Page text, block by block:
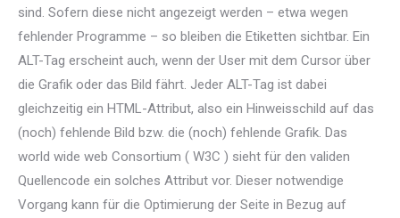
sind. Sofern diese nicht angezeigt werden – etwa wegen
fehlender Programme – so bleiben die Etiketten sichtbar. Ein
ALT-Tag erscheint auch, wenn der User mit dem Cursor über
die Grafik oder das Bild fährt. Jeder ALT-Tag ist dabei
gleichzeitig ein HTML-Attribut, also ein Hinweisschild auf das
(noch) fehlende Bild bzw. die (noch) fehlende Grafik. Das
world wide web Consortium ( W3C ) sieht für den validen
Quellencode ein solches Attribut vor. Dieser notwendige
Vorgang kann für die Optimierung der Seite in Bezug auf